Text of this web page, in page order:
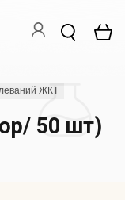
ЖКТ
50 шт)